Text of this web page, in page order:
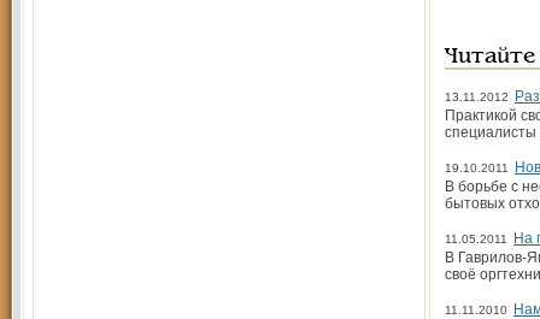
13.11.2012
Практикой
19.10.2011
В борьбе с
бытовых
11.05.2011
На
В Гаврилов-
своё
11.11.2010